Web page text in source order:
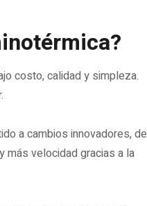
costo, calidad y simpleza.
a cambios innovadores, de
más velocidad gracias a la